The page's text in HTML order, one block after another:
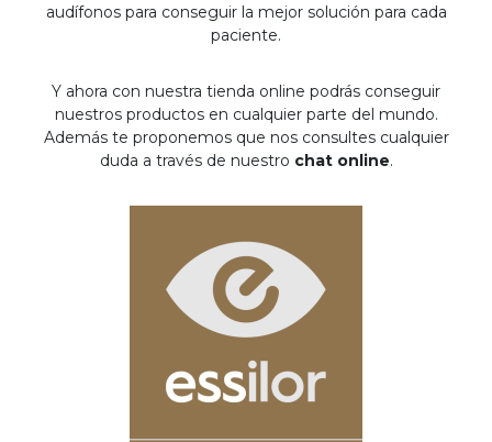
audífonos para conseguir la mejor solución para cada
paciente.
Y ahora con nuestra tienda online podrás conseguir
nuestros productos en cualquier parte del mundo.
Además te proponemos que nos consultes cualquier
duda a través de nuestro chat online.